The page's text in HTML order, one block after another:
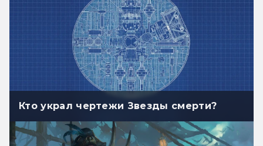
Кто украл чертежи Звезды смерти?